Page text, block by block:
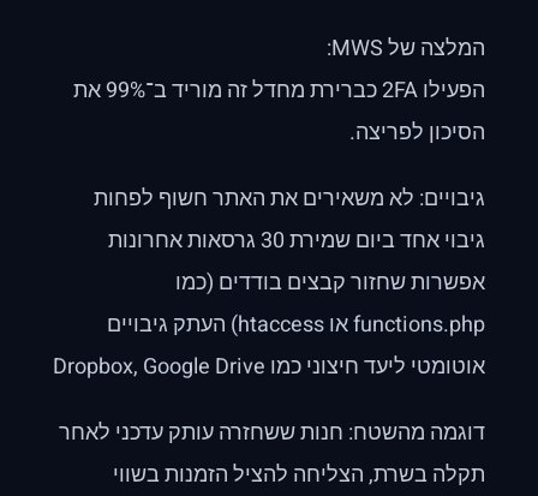
המלצה של MWS:
הפעילו 2FA כברירת מחדל זה מוריד ב־99% את
הסיכון לפריצה.
גיבויים: לא משאירים את האתר חשוף לפחות
גיבוי אחד ביום שמירת 30 גרסאות אחרונות
אפשרות שחזור קבצים בודדים (כמו
functions.php או htaccess) העתק גיבויים
אוטומטי ליעד חיצוני כמו Dropbox, Google Drive
דוגמה מהשטח: חנות ששחזרה עותק עדכני לאחר
תקלה בשרת, הצליחה להציל הזמנות בשווי